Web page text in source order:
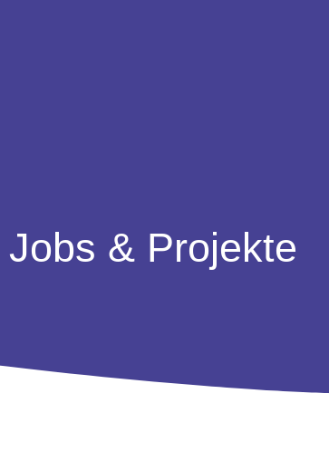
Jobs & Projekte